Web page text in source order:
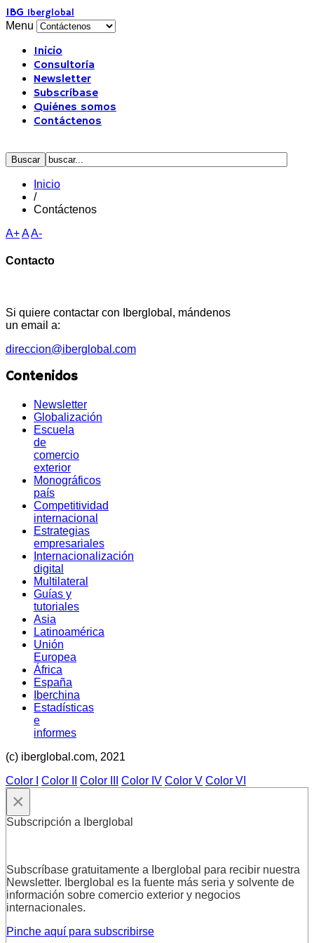
IBG Iberglobal
Menu
Inicio
Consultoría
Newsletter
Subscríbase
Quiénes somos
Contáctenos
Inicio
/
Contáctenos
A+AA-
Contacto
Si quiere contactar con Iberglobal, mándenos
un email a:
direccion@iberglobal.com
Contenidos
Newsletter
Globalización
Escuela
de
comercio
exterior
Monográficos
país
Competitividad
internacional
Estrategias
empresariales
Internacionalización
digital
Multilateral
Guías y
tutoriales
Asia
Latinoamérica
Unión
Europea
África
España
Iberchina
Estadísticas
e
informes
(c) iberglobal.com, 2021
Color I
Color II Color III Color IV Color V Color VI
×
Subscripción a Iberglobal
Subscríbase gratuitamente a Iberglobal para recibir nuestra
Newsletter. Iberglobal es la fuente más seria y solvente de
información sobre comercio exterior y negocios
internacionales.
Pinche aquí para subscribirse